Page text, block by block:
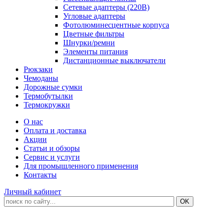
Сетевые адаптеры (220В)
Угловые адаптеры
Фотолюминесцентные корпуса
Цветные фильтры
Шнурки/ремни
Элементы питания
Дистанционные выключатели
Рюкзаки
Чемоданы
Дорожные сумки
Термобутылки
Термокружки
О нас
Оплата и доставка
Акции
Статьи и обзоры
Сервис и услуги
Для промышленного применения
Контакты
Личный кабинет